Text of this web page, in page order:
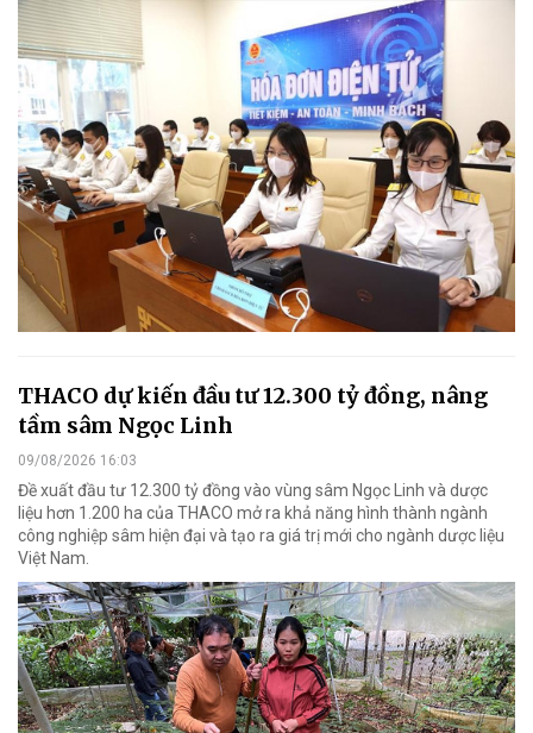
THACO dự kiến đầu tư 12.300 tỷ đồng, nâng
tầm sâm Ngọc Linh
09/08/2026 16:03
Đề xuất đầu tư 12.300 tỷ đồng vào vùng sâm Ngọc Linh và dược
liệu hơn 1.200 ha của THACO mở ra khả năng hình thành ngành
công nghiệp sâm hiện đại và tạo ra giá trị mới cho ngành dược liệu
Việt Nam.